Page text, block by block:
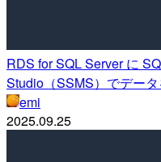
RDS for SQL Server に
Studio（SSMS）でデー
emi
2025.09.25